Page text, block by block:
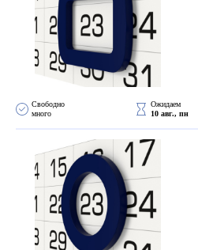
Свободно
много
Ожидаем
10 авг., пн